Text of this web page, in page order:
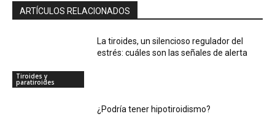
ARTÍCULOS RELACIONADOS
Tiroides y
paratiroides
La tiroides, un silencioso regulador del
estrés: cuáles son las señales de alerta
¿Podría tener hipotiroidismo?